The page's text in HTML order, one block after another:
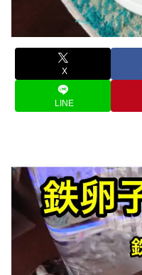
X
LINE